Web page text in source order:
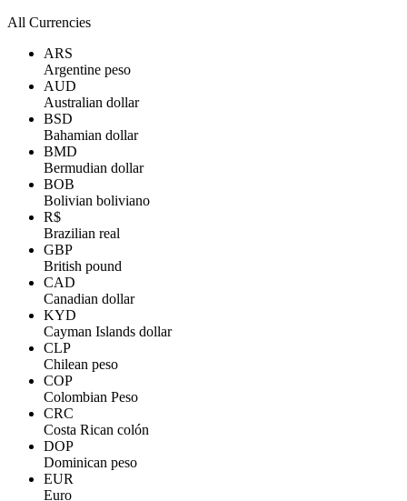
All Currencies
ARS
Argentine peso
AUD
Australian dollar
BSD
Bahamian dollar
BMD
Bermudian dollar
BOB
Bolivian boliviano
R$
Brazilian real
GBP
British pound
CAD
Canadian dollar
KYD
Cayman Islands dollar
CLP
Chilean peso
COP
Colombian Peso
CRC
Costa Rican colón
DOP
Dominican peso
EUR
Euro